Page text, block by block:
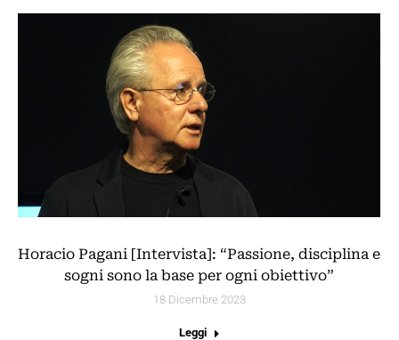
Horacio Pagani [Intervista]: “Passione, disciplina e
sogni sono la base per ogni obiettivo”
18 Dicembre 2023
Leggi